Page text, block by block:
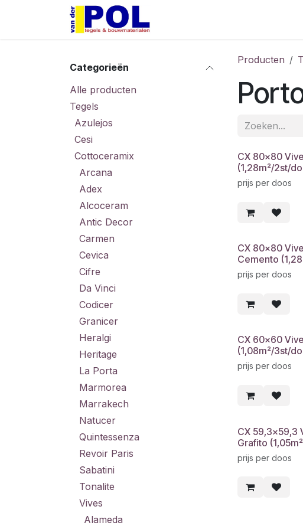
Overslaan naar inhoud
Categorieën
Alle producten
Tegels
Azulejos
Cesi
Cottoceramix
Arcana
Adex
Alcoceram
Antic Decor
Carmen
Cevica
Cifre
Da Vinci
Codicer
Granicer
Heralgi
Heritage
La Porta
Marmorea
Marrakech
Natucer
Quintessenza
Revoir Paris
Sabatini
Tonalite
Vives
Alameda
Producten
CX 80x80
(1,28m²/2st/
prijs per doos
CX 80x80
Cemento
prijs per doos
CX 60x60
(1,08m²/3st/
prijs per doos
CX 59,3x59,3
Grafito
prijs per doos